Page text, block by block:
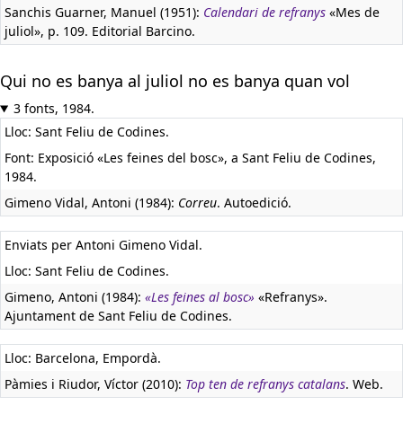
Sanchis Guarner, Manuel (1951): Calendari de refranys «Mes de
juliol», p. 109. Editorial Barcino.
Qui no es banya al juliol no es banya quan vol
3 fonts, 1984.
Lloc: Sant Feliu de Codines.
Font: Exposició «Les feines del bosc», a Sant Feliu de Codines,
1984.
Gimeno Vidal, Antoni (1984): Correu. Autoedició.
Enviats per Antoni Gimeno Vidal.
Lloc: Sant Feliu de Codines.
Gimeno, Antoni (1984): «Les feines al bosc» «Refranys».
Ajuntament de Sant Feliu de Codines.
Lloc: Barcelona, Empordà.
Pàmies i Riudor, Víctor (2010): Top ten de refranys catalans. Web.